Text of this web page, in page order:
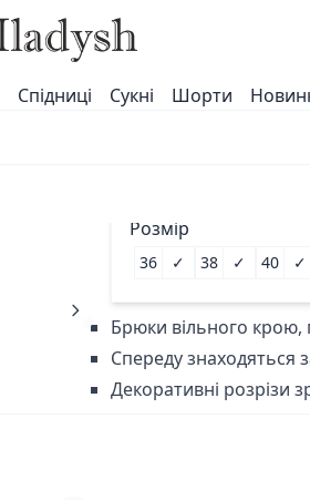
Спідниці Сукні Шорти
Розмір
36 ✓ 38 ✓ 40 ✓
Брюки вільного крою,
Спереду знаходяться
Декоративні розрізи